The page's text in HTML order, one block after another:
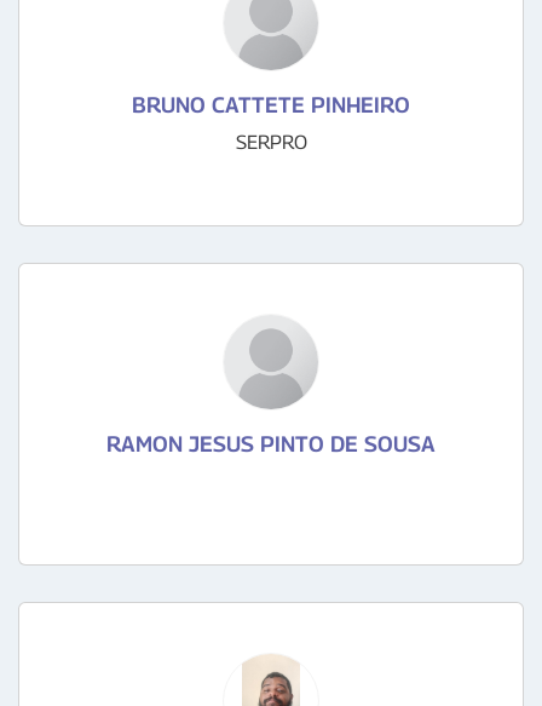
BRUNO CATTETE PINHEIRO
SERPRO
RAMON JESUS PINTO DE SOUSA